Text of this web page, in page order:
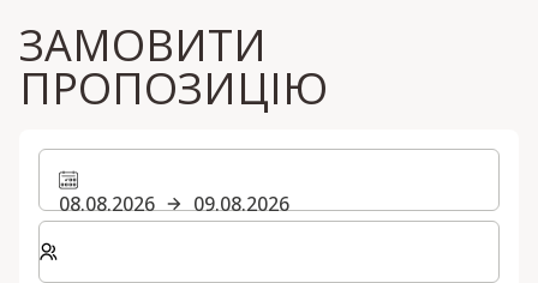
ЗАМОВИТИ
ПРОПОЗИЦІЮ
08.08.2026
09.08.2026
Виберіть кількість кімнат та гостей для вашого